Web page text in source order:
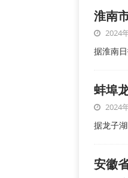
淮南
2024
据淮南
蚌埠
2024
据龙子
安徽